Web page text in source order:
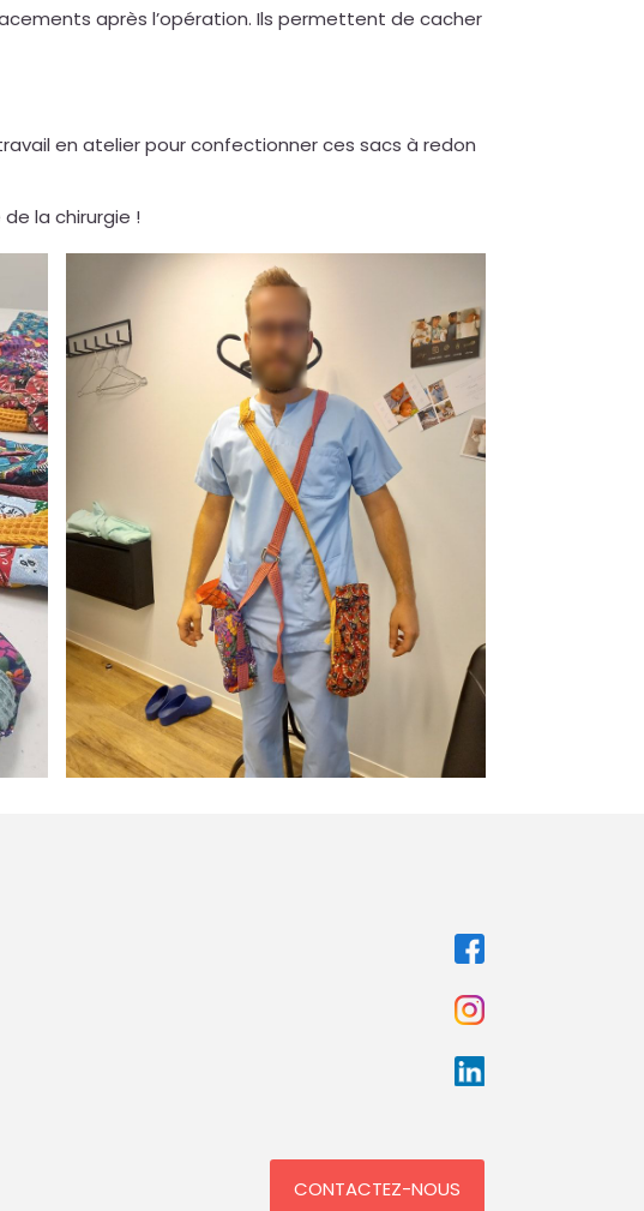
après l’opération. Ils permettent de cacher
en atelier pour confectionner ces sacs à redon
la chirurgie !
CONTACTEZ-NOUS